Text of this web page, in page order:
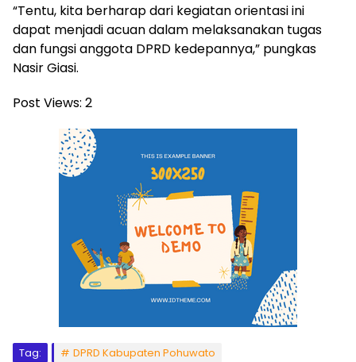
“Tentu, kita berharap dari kegiatan orientasi ini
dapat menjadi acuan dalam melaksanakan tugas
dan fungsi anggota DPRD kedepannya,” pungkas
Nasir Giasi.
Post Views: 2
Tag:
DPRD Kabupaten Pohuwato